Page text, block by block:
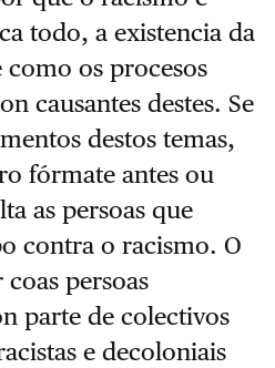
todo, a existencia da
os procesos
causantes destes. Se
destos temas,
fórmate antes ou
as persoas que
contra o racismo. O
persoas
parte de colectivos
e decoloniais